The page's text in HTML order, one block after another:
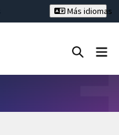
Más idiomas